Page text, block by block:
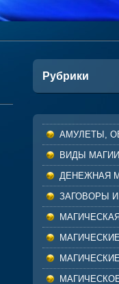
Рубрики
АМУЛЕТЫ,
ВИДЫ МАГИИ
ДЕНЕЖНАЯ
ЗАГОВОРЫ